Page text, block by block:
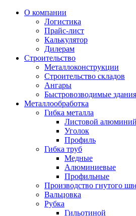
О компании
Логистика
Прайс-лист
Калькулятор
Дилерам
Строительство
Металлоконструкции
Строительство складов
Ангары
Быстровозводимые здания
Металлообработка
Гибка металла
Листовой алюминий
Уголок
Профиль
Гибка труб
Медные
Алюминиевые
Профильные
Производство гнутого
Вальцовка
Рубка
Гильотиной